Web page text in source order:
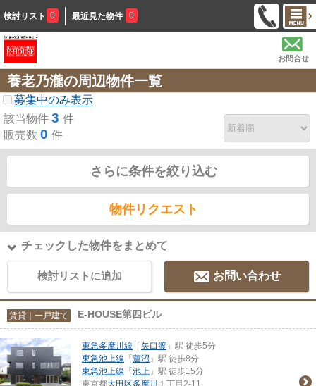
検討リスト 0 最近見た物件 0
お問合せ
養老乃瀧の周辺物件一覧
募集中のみ表示
該当物件 3 件
販売数 0 件
さらに条件を絞り込む
物件リクエスト
チェックした物件をまとめて
検討リストに追加 お問い合わせ
賃貸｜一戸建て E-HOUSE第四ビル
東急多摩川線 「 矢口渡 」駅 徒歩5分
東急池上線 「 蓮沼 」駅 徒歩8分
東急池上線 「 池上 」駅 徒歩15分
東京都大田区多摩川 １丁目2-11